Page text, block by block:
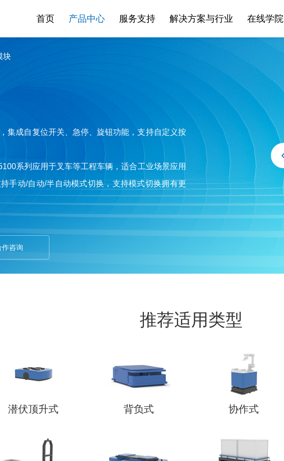
首页 产品中心 服务支持 解决方案与行业 在线学院
块
集成自复位开关、急停、旋钮功能，支持自定义按
系列应用于叉车等工程车辆，适合工业场景应用
手动/自动/半自动模式切换，支持模式切换拥有更
作咨询
推荐适用类型
潜伏顶升式 背负式 协作式